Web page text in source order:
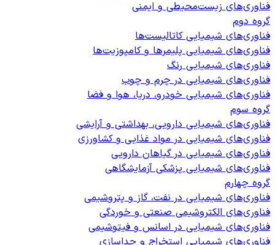
فناوری‌های زیست‌محیطی و ایمنی
گروه دوم
فناوری‌های شیمیایی کاتالیست‌ها
فناوری‌های شیمیایی پلیمرها و کامپوزیت‌ها
فناوری‌های شیمیایی رنگ
فناوری‌های شیمیایی در چرم و چوب
فناوری‌های شیمیایی خودرو، دریا، هوا و فضا
گروه سوم
فناوری‌های شیمیایی دارویی، بهداشتی و آرایشی
فناوری‌های شیمیایی در مواد غذایی و کشاورزی
فناوری‌های شیمیایی در گیاهان دارویی
فناوری‌های شیمیایی پزشکی آزمایشگاهی
گروه چهارم
فناوری‌های شیمیایی در نفت، گاز و پتروشیمی
فناوری‌های الکتروشیمی صنعتی و خوردگی
فناوری‌های شیمیایی در اسانس و فیتوشیمی
فناوری‌های شیمیایی استخراج و جداسازی